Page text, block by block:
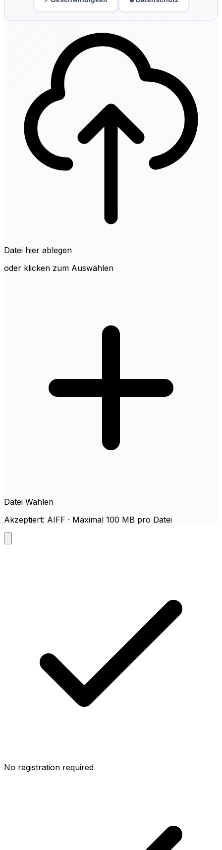
Datei hier ablegen
oder klicken zum Auswählen
Datei Wählen
Akzeptiert: AIFF · Maximal 100 MB pro Datei
No registration required